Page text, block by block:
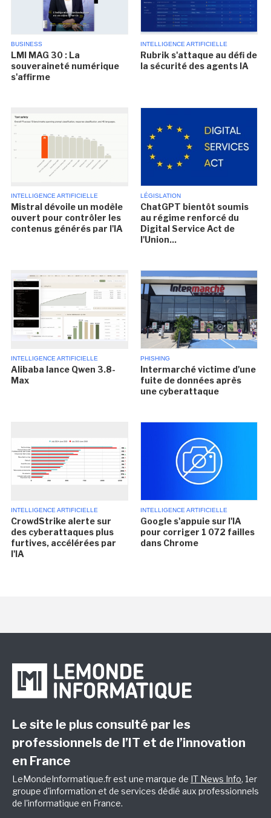
BUSINESS
LMI MAG 30 : La
souveraineté numérique
s'affirme
INTELLIGENCE ARTIFICIELLE
Rubrik s'attaque au défi de
la sécurité des agents IA
INTELLIGENCE ARTIFICIELLE
Mistral dévoile un modèle
ouvert pour contrôler les
contenus générés par l'IA
LÉGISLATION
ChatGPT bientôt soumis
au régime renforcé du
Digital Service Act de
l'Union...
INTELLIGENCE ARTIFICIELLE
Alibaba lance Qwen 3.8-
Max
PHISHING
Intermarché victime d'une
fuite de données après
une cyberattaque
INTELLIGENCE ARTIFICIELLE
CrowdStrike alerte sur
des cyberattaques plus
furtives, accélérées par
l'IA
INTELLIGENCE ARTIFICIELLE
Google s'appuie sur l'IA
pour corriger 1 072 failles
dans Chrome
Le site le plus consulté par les
professionnels de l’IT et de l’innovation
en France
LeMondeInformatique.fr est une marque de IT News Info, 1er
groupe d'information et de services dédié aux professionnels
de l'informatique en France.